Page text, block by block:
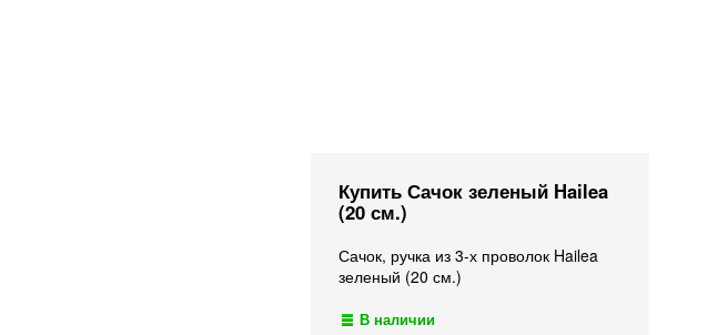
Купить Сачок зеленый Hailea
(20 см.)
Сачок, ручка из 3-х проволок Hailea
зеленый (20 см.)
В наличии